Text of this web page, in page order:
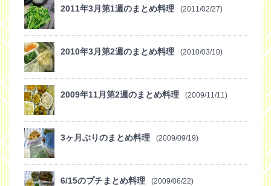
2011年3月第1週のまとめ料理 (2011/02/27)
2010年3月第2週のまとめ料理 (2010/03/10)
2009年11月第2週のまとめ料理 (2009/11/11)
3ヶ月ぶりのまとめ料理 (2009/09/19)
6/15のプチまとめ料理 (2009/06/22)